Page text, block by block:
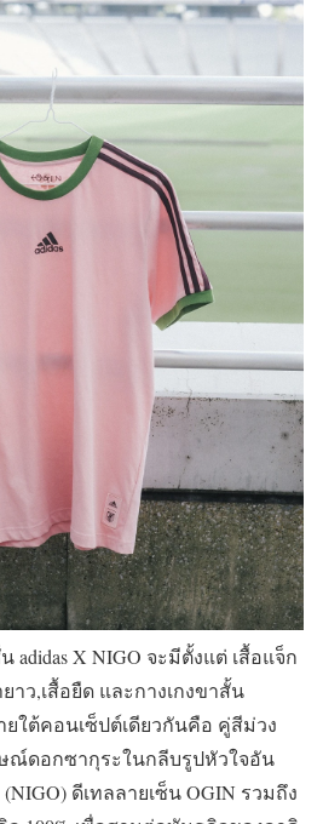
X NIGO จะมีตั้งแต่ เสื้อแจ็ก
ยาว,เสื้อยืด และกางเกงขาสั้น
ใต้คอนเซ็ปต์เดียวกันคือ คู่สีม่วง
ณ์ดอกซากุระในกลีบรูปหัวใจอัน
ดีเทลลายเซ็น OGIN รวมถึง